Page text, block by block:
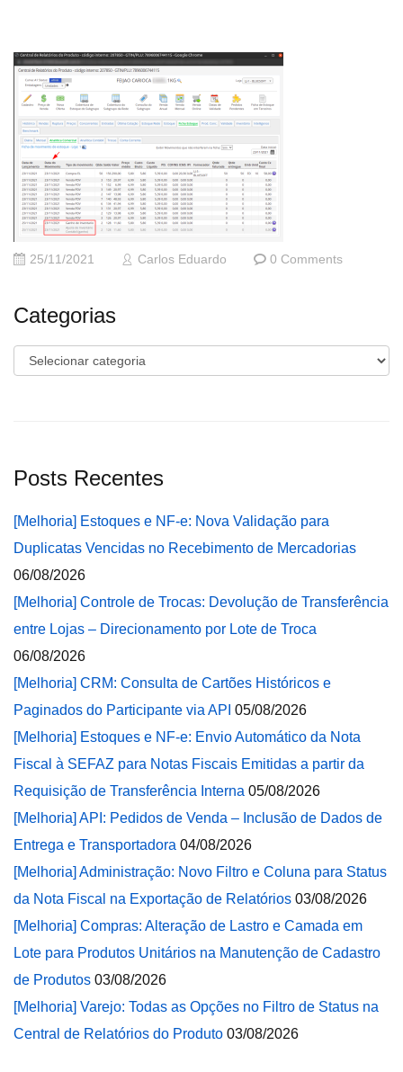
25/11/2021 Carlos Eduardo 0 Comments
Categorias
Categorias
Posts Recentes
[Melhoria] Estoques e NF-e: Nova Validação para
Duplicatas Vencidas no Recebimento de Mercadorias
06/08/2026
[Melhoria] Controle de Trocas: Devolução de Transferência
entre Lojas – Direcionamento por Lote de Troca
06/08/2026
[Melhoria] CRM: Consulta de Cartões Históricos e
Paginados do Participante via API 05/08/2026
[Melhoria] Estoques e NF-e: Envio Automático da Nota
Fiscal à SEFAZ para Notas Fiscais Emitidas a partir da
Requisição de Transferência Interna 05/08/2026
[Melhoria] API: Pedidos de Venda – Inclusão de Dados de
Entrega e Transportadora 04/08/2026
[Melhoria] Administração: Novo Filtro e Coluna para Status
da Nota Fiscal na Exportação de Relatórios 03/08/2026
[Melhoria] Compras: Alteração de Lastro e Camada em
Lote para Produtos Unitários na Manutenção de Cadastro
de Produtos 03/08/2026
[Melhoria] Varejo: Todas as Opções no Filtro de Status na
Central de Relatórios do Produto 03/08/2026